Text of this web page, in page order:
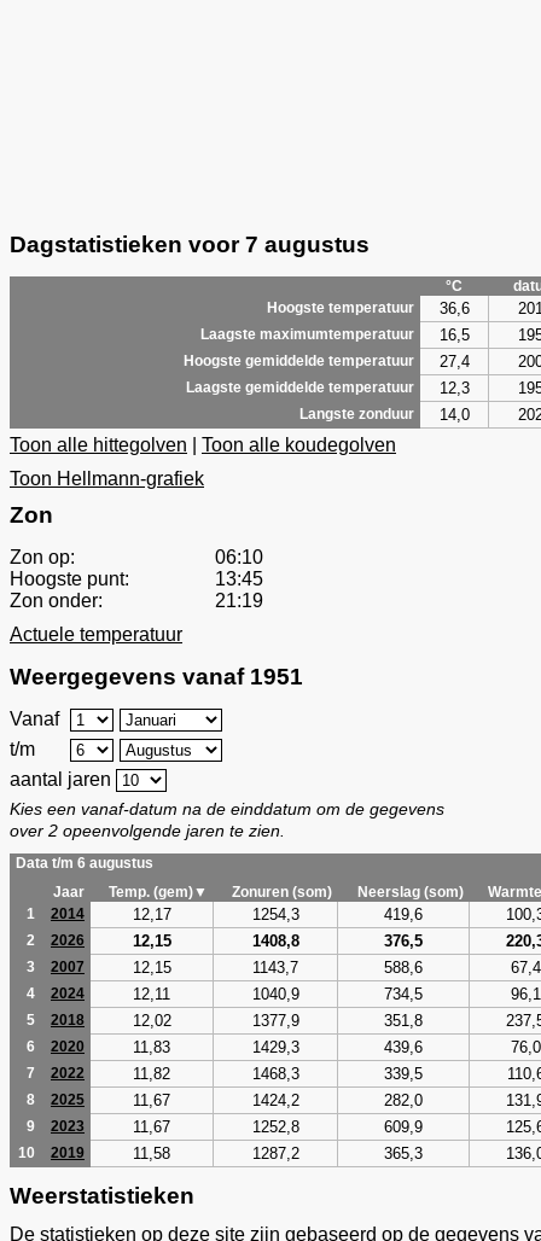
Dagstatistieken voor 7 augustus
°C
Hoogste temperatuur
36,6
Laagste maximumtemperatuur 16,5
Hoogste gemiddelde temperatuur 27,4
Laagste gemiddelde temperatuur 12,3
Langste zonduur 14,0
Toon alle hittegolven
Toon alle koudegolven
Toon Hellmann-grafiek
Zon
Zon op:
06:10
Hoogste punt:
13:45
Zon onder:
21:19
Actuele temperatuur
Weergegevens vanaf 1951
Vanaf
t/m
aantal jaren
Kies een vanaf-datum na de einddatum om de gegevens
over 2 opeenvolgende jaren te zien.
Data t/m 6 augustus
Jaar
Temp. (gem)▼ Zonuren (som) Neerslag (som)
1
2014 12,17 1254,3 419,6
2 2026 12,15 1408,8 376,5
3 2007 12,15 1143,7 588,6 67,4
4 2024 12,11 1040,9 734,5 96,1
5 2018 12,02 1377,9 351,8
6 2020 11,83 1429,3 439,6 76,0
7 2022 11,82 1468,3 339,5
8 2025 11,67 1424,2 282,0
9 2023 11,67 1252,8 609,9
10 2019 11,58 1287,2 365,3
Weerstatistieken
De statistieken op deze site zijn gebaseerd op de gegevens